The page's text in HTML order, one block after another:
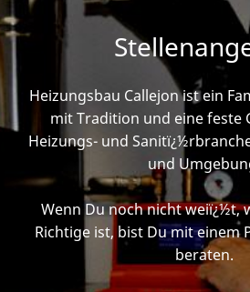
Heizungsbau Callejon ist ein
mit Tradition und eine feste
Heizungs- und
und
Wenn Du noch nicht weiï¿½t,
Richtige ist, bist Du mit einem
beraten.